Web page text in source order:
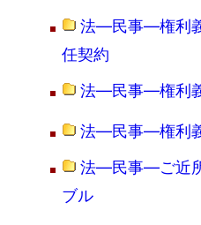
法―民事―権利
任契約
法―民事―権利
法―民事―権利
法―民事―ご近
ブル